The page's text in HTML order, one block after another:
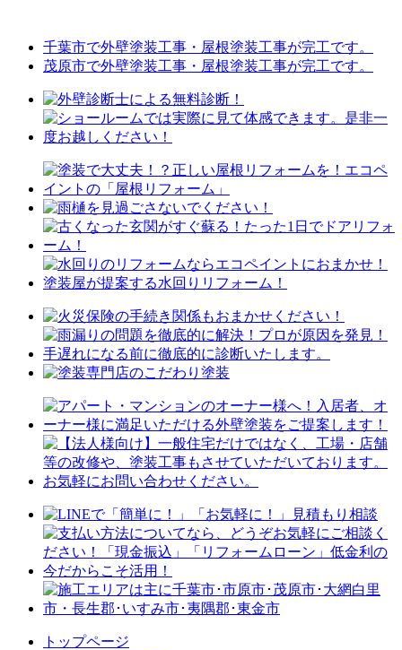
千葉市で外壁塗装工事・屋根塗装工事が完工です。
茂原市で外壁塗装工事・屋根塗装工事が完工です。
トップページ